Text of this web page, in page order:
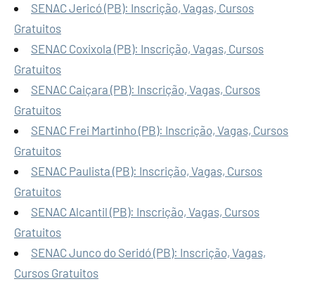
SENAC Jericó (PB): Inscrição, Vagas, Cursos
Gratuitos
SENAC Coxixola (PB): Inscrição, Vagas, Cursos
Gratuitos
SENAC Caiçara (PB): Inscrição, Vagas, Cursos
Gratuitos
SENAC Frei Martinho (PB): Inscrição, Vagas, Cursos
Gratuitos
SENAC Paulista (PB): Inscrição, Vagas, Cursos
Gratuitos
SENAC Alcantil (PB): Inscrição, Vagas, Cursos
Gratuitos
SENAC Junco do Seridó (PB): Inscrição, Vagas,
Cursos Gratuitos